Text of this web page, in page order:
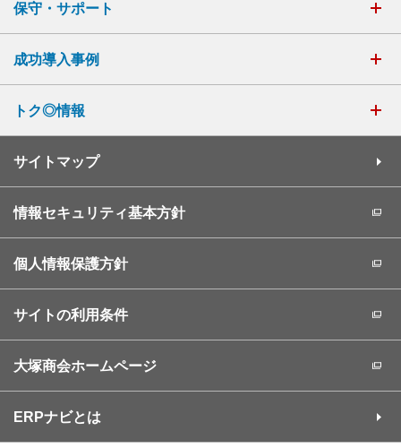
保守・サポート
成功導入事例
トク◎情報
サイトマップ
情報セキュリティ基本方針
個人情報保護方針
サイトの利用条件
大塚商会ホームページ
ERPナビとは